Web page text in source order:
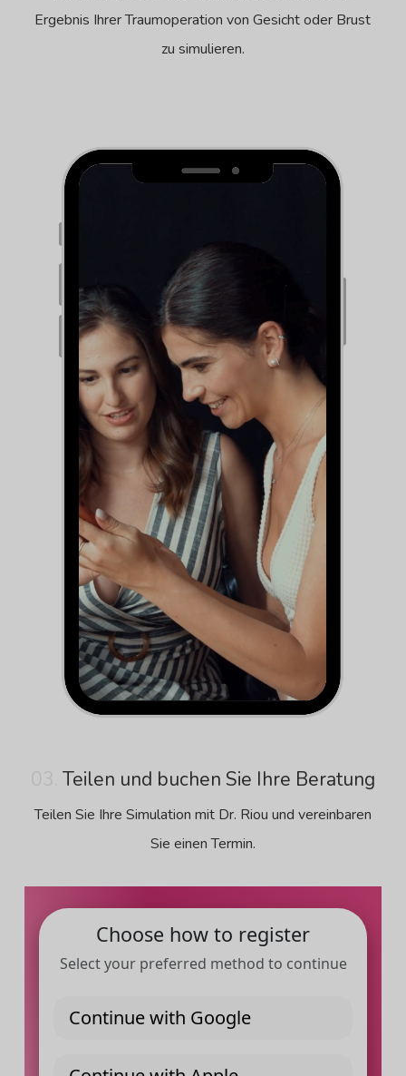
Ergebnis Ihrer Traumoperation von Gesicht oder Brust
zu simulieren.
Teilen und buchen Sie Ihre Beratung
Teilen Sie Ihre Simulation mit Dr. Riou und vereinbaren
Sie einen Termin.